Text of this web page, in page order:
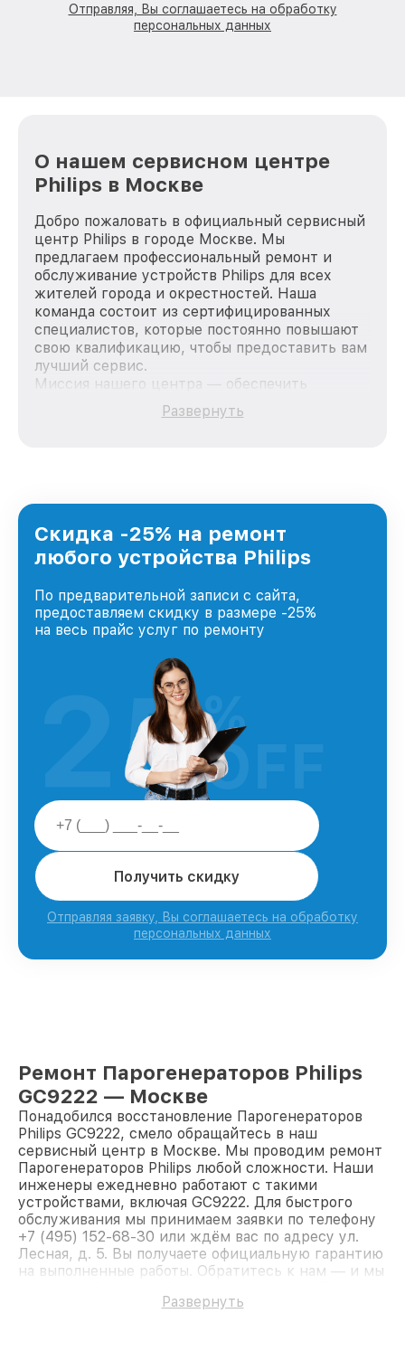
Отправляя, Вы соглашаетесь на обработку
персональных данных
О нашем сервисном центре
Philips в Москве
Добро пожаловать в официальный сервисный
центр Philips в городе Москве. Мы
предлагаем профессиональный ремонт и
обслуживание устройств Philips для всех
жителей города и окрестностей. Наша
команда состоит из сертифицированных
специалистов, которые постоянно повышают
свою квалификацию, чтобы предоставить вам
лучший сервис.
Миссия нашего центра — обеспечить
качественный и доступный ремонт для
каждого пользователя продукции Philips, вне
Москве, постоянно повышая уровень доверия
и лояльности наших клиентов.
Развернуть
Скидка -25% на ремонт
любого устройства Philips
По предварительной записи с сайта,
предоставляем скидку в размере -25%
на весь прайс услуг по ремонту
Получить скидку
Отправляя заявку, Вы соглашаетесь на обработку
персональных данных
25%
OFF
Ремонт Парогенераторов Philips
GC9222 — Москве
Понадобился восстановление Парогенераторов
Philips GC9222, смело обращайтесь в наш
сервисный центр в Москве. Мы проводим ремонт
Парогенераторов Philips любой сложности. Наши
инженеры ежедневно работают с такими
устройствами, включая GC9222. Для быстрого
обслуживания мы принимаем заявки по телефону
+7 (495) 152-68-30 или ждём вас по адресу ул.
Лесная, д. 5. Вы получаете официальную гарантию
на выполненные работы. Обратитесь к нам — и мы
Развернуть